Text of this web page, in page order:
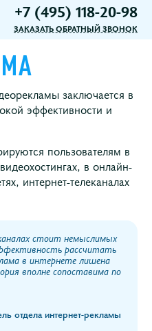
+7 (495) 118-20-98
ЗАКАЗАТЬ ОБРАТНЫЙ ЗВОНОК
заключается в
эффективности и
пользователям в
в онлайн-
интернет-телеканалах
стоит немыслимых
рассчитать
в интернете лишена
вполне сопоставима по
отдела интернет-рекламы